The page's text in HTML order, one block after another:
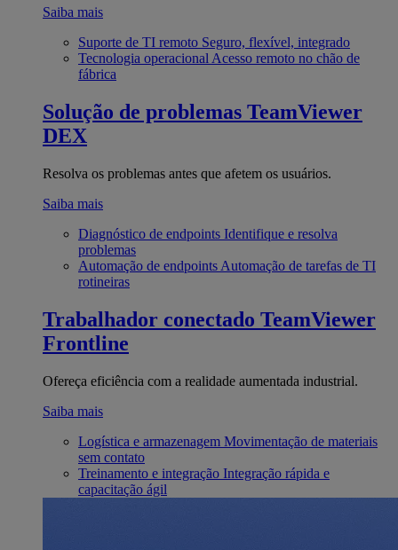
Saiba mais
Suporte de TI remoto Seguro, flexível, integrado
Tecnologia operacional Acesso remoto no chão de
fábrica
Solução de problemas TeamViewer
DEX
Resolva os problemas antes que afetem os usuários.
Saiba mais
Diagnóstico de endpoints Identifique e resolva
problemas
Automação de endpoints Automação de tarefas de TI
rotineiras
Trabalhador conectado TeamViewer
Frontline
Ofereça eficiência com a realidade aumentada industrial.
Saiba mais
Logística e armazenagem Movimentação de materiais
sem contato
Treinamento e integração Integração rápida e
capacitação ágil